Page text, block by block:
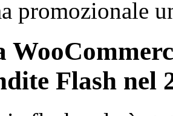
promozionale
Flash nel